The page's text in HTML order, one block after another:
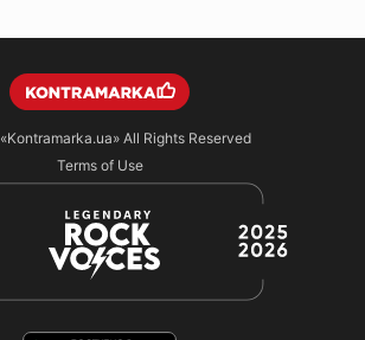
«Kontramarka.ua»All Rights Reserved
Terms of Use